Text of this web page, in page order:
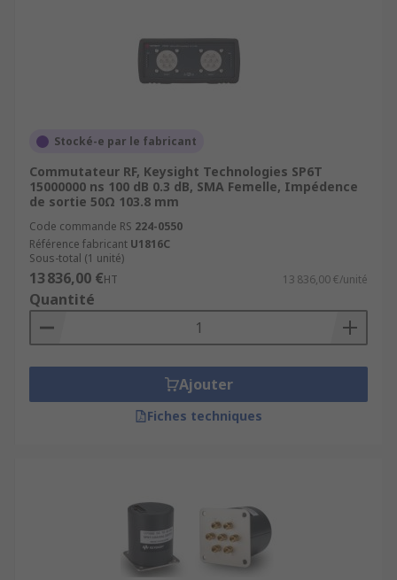
Stocké-e par le fabricant
Commutateur RF, Keysight Technologies SP6T
15000000 ns 100 dB 0.3 dB, SMA Femelle, Impédence
de sortie 50Ω 103.8 mm
Code commande RS 224-0550
Référence fabricant U1816C
Sous-total (1 unité)
13 836,00 €HT 13 836,00 €/unité
Quantité
Ajouter
Fiches techniques